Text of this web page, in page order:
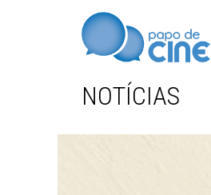
NOTÍCIAS